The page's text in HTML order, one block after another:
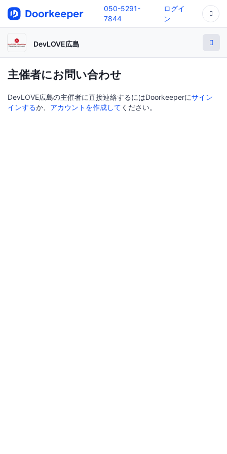
050-5291-
7844
ログイ
ン
DevLOVE広島
主催者にお問い合わせ
DevLOVE広島の主催者に直接連絡するにはDoorkeeperにサイン
インするか、 アカウントを作成して ください。